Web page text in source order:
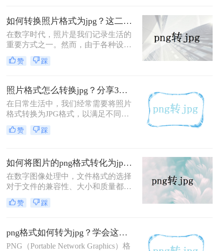
络传输和存储。那么png怎么转jpg
呢？本文将介绍三种将PNG转换为
JPG的实用方法。
如何转换照片格式为jpg？这二种方法很好用！
在数字时代，照片是我们记录生活的
重要方式之一。然而，由于各种设备
和软件的不同，照片格式也多种多
样，如PNG、BMP、TIFF等。有时，
片转换为JPG格式。那么如何转换照
片格式为jpg呢？本文将介绍两种简单
而有效的方法，帮助你轻松实现照片
格式的转换。
赞 踩
照片格式怎么转换jpg？分享3个实用的方法！
在日常生活中，我们经常需要将照片
格式转换为JPG格式，以满足不同的
需求，如网络上传、打印或存储。
JPG格式因其良好的压缩效果和广泛
的照片转JPG格式的方法。
赞 踩
如何将图片的png格式转化为jpg？分享3种实用转换方法！
在数字图像处理中，文件格式的选择
对于文件的兼容性、大小和质量都至
关重要。PNG（Portable Network
Graphics）和JPG（Joint Photographic
像格式，但它们各自具有不同的特点
和适用场景。PNG以其无损压缩、支
持透明度和广泛的颜色支持而闻名，
赞 踩
png格式如何转为jpg？学会这三种方法就够了！
PNG（Portable Network Graphics）格